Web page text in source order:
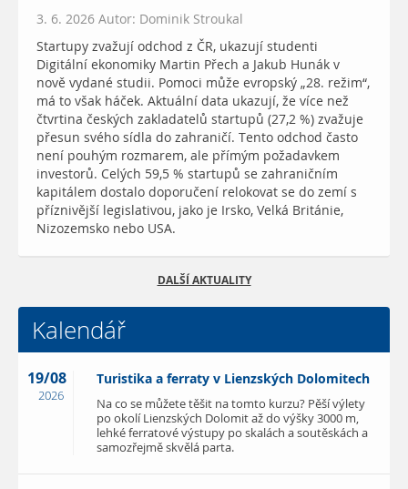
3. 6. 2026 Autor: Dominik Stroukal
Startupy zvažují odchod z ČR, ukazují studenti
Digitální ekonomiky Martin Přech a Jakub Hunák v
nově vydané studii. Pomoci může evropský „28. režim“,
má to však háček. Aktuální data ukazují, že více než
čtvrtina českých zakladatelů startupů (27,2 %) zvažuje
přesun svého sídla do zahraničí. Tento odchod často
není pouhým rozmarem, ale přímým požadavkem
investorů. Celých 59,5 % startupů se zahraničním
kapitálem dostalo doporučení relokovat se do zemí s
příznivější legislativou, jako je Irsko, Velká Británie,
Nizozemsko nebo USA.
DALŠÍ AKTUALITY
Kalendář
19/08
2026
Turistika a ferraty v Lienzských Dolomitech
Na co se můžete těšit na tomto kurzu? Pěší výlety
po okolí Lienzských Dolomit až do výšky 3000 m,
lehké ferratové výstupy po skalách a soutěskách a
samozřejmě skvělá parta.